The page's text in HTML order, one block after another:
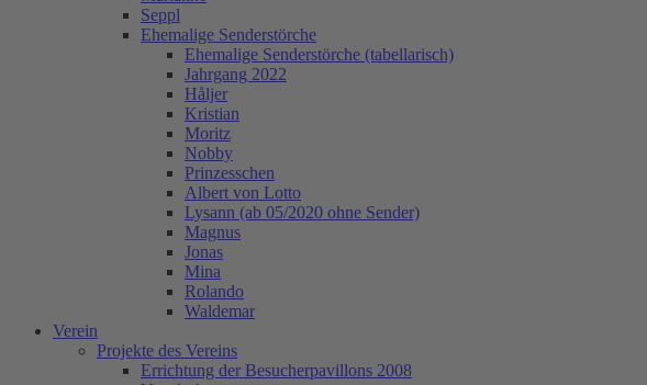
Seppl
Ehemalige Senderstörche
Ehemalige Senderstörche (tabellarisch)
Jahrgang 2022
Håljer
Kristian
Moritz
Nobby
Prinzesschen
Albert von Lotto
Lysann (ab 05/2020 ohne Sender)
Magnus
Jonas
Mina
Rolando
Waldemar
Verein
Projekte des Vereins
Errichtung der Besucherpavillons 2008